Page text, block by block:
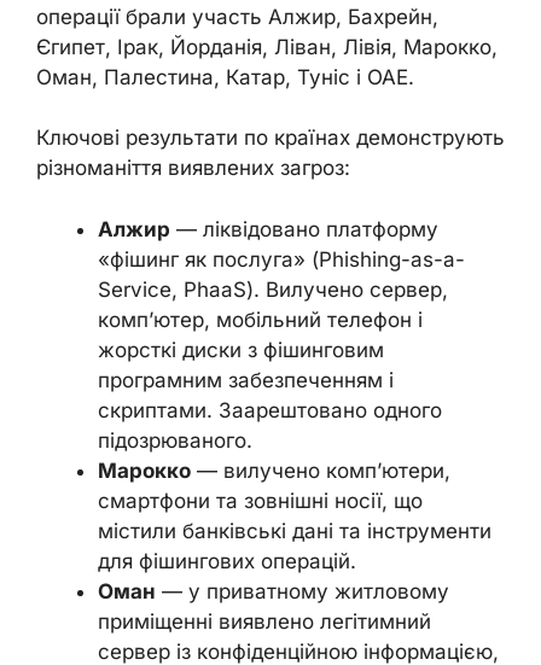
операції брали участь Алжир, Бахрейн,
Єгипет, Ірак, Йорданія, Ліван, Лівія, Марокко,
Оман, Палестина, Катар, Туніс і ОАЕ.
Ключові результати по країнах демонструють
різноманіття виявлених загроз:
Алжир — ліквідовано платформу
«фішинг як послуга» (Phishing-as-a-
Service, PhaaS). Вилучено сервер,
комп’ютер, мобільний телефон і
жорсткі диски з фішинговим
програмним забезпеченням і
скриптами. Заарештовано одного
підозрюваного.
Марокко — вилучено комп’ютери,
смартфони та зовнішні носії, що
містили банківські дані та інструменти
для фішингових операцій.
Оман — у приватному житловому
приміщенні виявлено легітимний
сервер із конфіденційною інформацією,